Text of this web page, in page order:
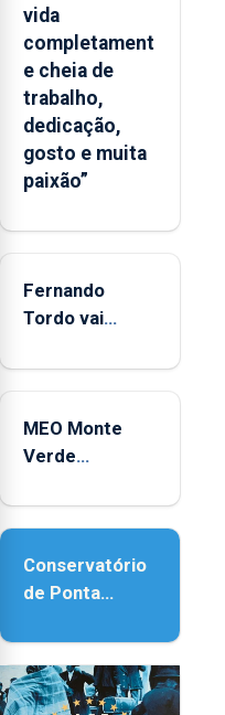
apresenta
um
“decréscimo
significativo”
da
CPUE
entre
2022
vida
completament
e cheia de
trabalho,
dedicação,
gosto e muita
paixão”
Fernando
Tordo vai
anos de
Coliseu
Micaelense
MEO Monte
Verde
reforço da
Conservatório
de Ponta
contar com
novos
instrumentos